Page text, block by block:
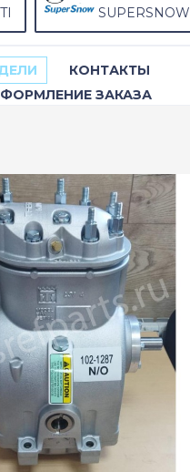
SUPERSNOW
КОНТАКТЫ
ЗАКАЗА